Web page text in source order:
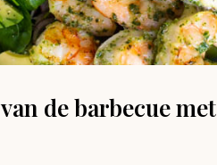
de barbecue